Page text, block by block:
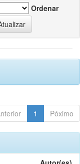
Ordenar
1 Póximo